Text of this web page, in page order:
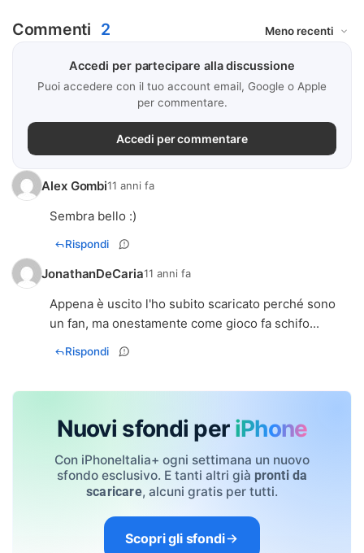
Commenti 2
Accedi per partecipare alla discussione
Puoi accedere con il tuo account email, Google o Apple
per commentare.
Accedi per commentare
Alex Gombi11 anni fa
Sembra bello :)
Rispondi
JonathanDeCaria11 anni fa
Appena è uscito l'ho subito scaricato perché sono
un fan, ma onestamente come gioco fa schifo...
Rispondi
Nuovi sfondi per iPhone
Con iPhoneItalia+ ogni settimana un nuovo
sfondo esclusivo. E tanti altri già pronti da
scaricare, alcuni gratis per tutti.
Scopri gli sfondi